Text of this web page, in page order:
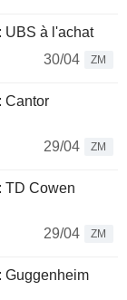
UBS à l'achat
30/04
ZM
Cantor
29/04
ZM
TD Cowen
29/04
ZM
Guggenheim